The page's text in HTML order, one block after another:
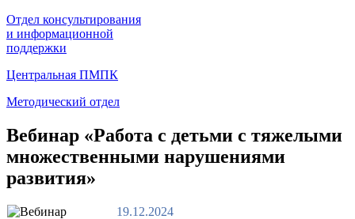
Отдел консультирования
и информационной
поддержки
Центральная ПМПК
Методический отдел
Вебинар «Работа с детьми с тяжелыми
множественными нарушениями
развития»
19.12.2024